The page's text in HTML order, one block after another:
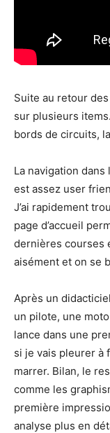
Suite au retour
sur plusieurs
bords de circuits,
La navigation
est assez user
J’ai rapidement
page d’accueil
dernières courses
aisément et on se
Après un
un pilote, une
lance dans une
si je vais pleurer à
marrer. Bilan, le
comme les
première
analyse plus en